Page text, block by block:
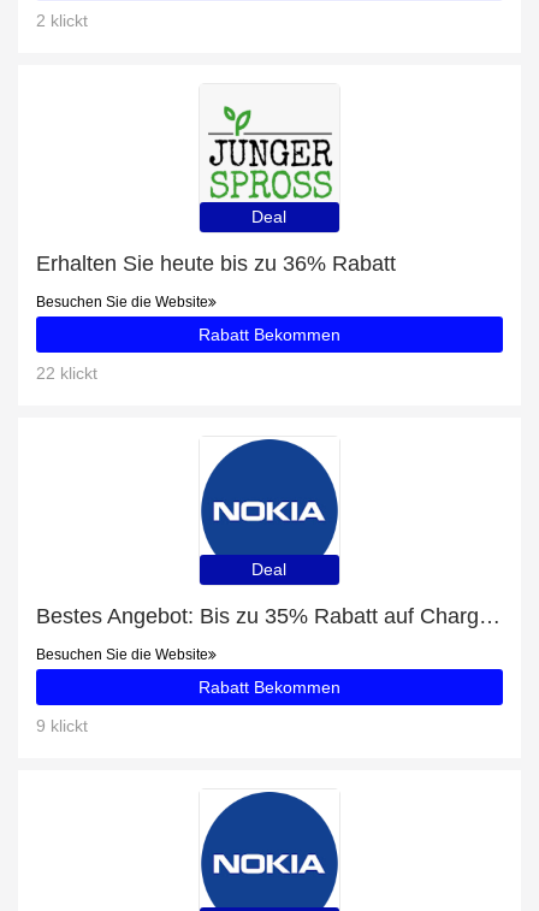
2 klickt
Deal
Erhalten Sie heute bis zu 36% Rabatt
Besuchen Sie die Website
Rabatt Bekommen
22 klickt
Deal
Bestes Angebot: Bis zu 35% Rabatt auf Charging Cradle
Besuchen Sie die Website
Rabatt Bekommen
9 klickt